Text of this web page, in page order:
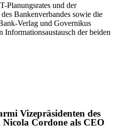
Planungsrates und der
Bankenverbandes sowie die
Verlag und Governikus
Informationsaustausch der beiden
Vizepräsidenten des
Cordone als CEO